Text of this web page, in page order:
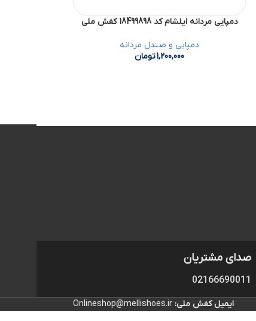
دمپایی مردانه ایلشام کد 18499898 کفش ملی
دمپایی و صندل مردانه
1,200,000تومان
صدای مشتریان
02166690011
ایمیل کفش ملی: Onlineshop@mellishoes.ir